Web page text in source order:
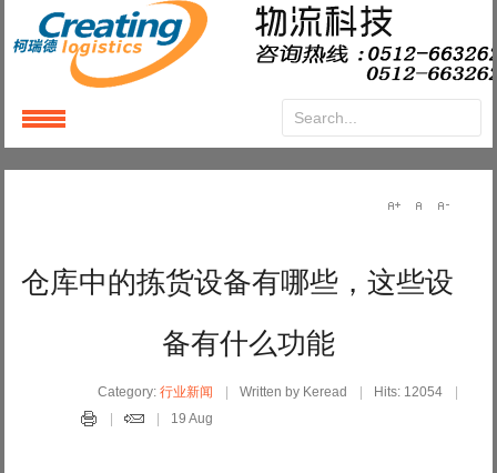
仓库中的拣货设备有哪些，这些设
备有什么功能
Category:行业新闻 Written by Keread
Hits: 12054
19 Aug
LoginorRegister
Remember Me